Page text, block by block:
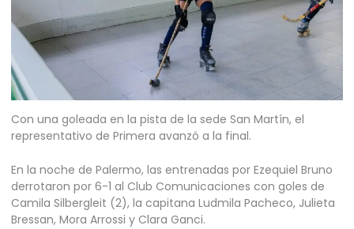
Con una goleada en la pista de la sede San Martín, el
representativo de Primera avanzó a la final.
En la noche de Palermo, las entrenadas por Ezequiel Bruno
derrotaron por 6-1 al Club Comunicaciones con goles de
Camila Silbergleit (2), la capitana Ludmila Pacheco, Julieta
Bressan, Mora Arrossi y Clara Ganci.